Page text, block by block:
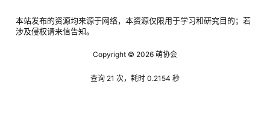
本站发布的资源均来源于网络，本资源仅限用于学习和研究目的；若
涉及侵权请来信告知。
Copyright © 2026 萌协会
查询 21 次，耗时 0.2154 秒